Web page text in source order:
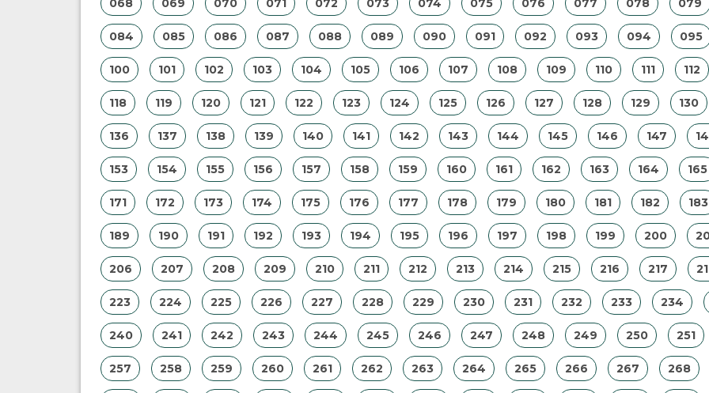
068 069 070 071 072 073 074 075 076 077 078 079
084 085 086 087 088 089 090 091 092 093 094 095
100 101 102 103 104 105 106 107 108 109 110 111 112
118 119 120 121 122 123 124 125 126 127 128 129 130
136 137 138 139 140 141 142 143 144 145 146 147
153 154 155 156 157 158 159 160 161 162 163 164 165
171 172 173 174 175 176 177 178 179 180 181 182 183
189 190 191 192 193 194 195 196 197 198 199 200
206 207 208 209 210 211 212 213 214 215 216 217
223 224 225 226 227 228 229 230 231 232 233 234
240 241 242 243 244 245 246 247 248 249 250 251
257 258 259 260 261 262 263 264 265 266 267 268